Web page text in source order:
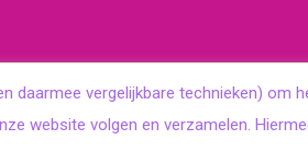
daarmee vergelijkbare technieken) om
website volgen en verzamelen.